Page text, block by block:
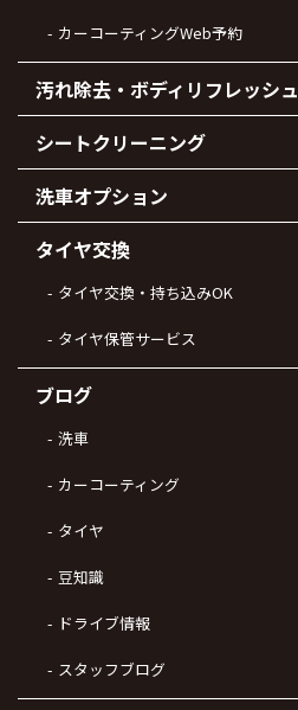
カーコーティングWeb予約
汚れ除去・ボディリフレッシュ
シートクリーニング
洗車オプション
タイヤ交換
タイヤ交換・持ち込みOK
タイヤ保管サービス
ブログ
洗車
カーコーティング
タイヤ
豆知識
ドライブ情報
スタッフブログ